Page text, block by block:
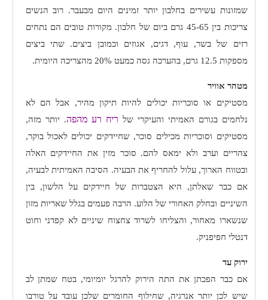
שמזונות עשירים בחלבון יותר זמינים היום מבעבר. רוב הנשים
צריכות בין 45-65 גרם ביום של חלבון. מקורות טובים הם נתחים
רזים של בשר, עוף, דגים, אגוזים וכמובן ביצים. שתי ביצים
מספקות 12.5 גרם, בהערכה גסה כמעט 20% מהצריכה היומית.
מטהר אוויר
מסטיקים או סוכריות יכולים להיות תיקון מהיר, אבל הם לא
נלחמים בגורם האמיתי והעיקרי של ריח רע מהפה. יותר מזה,
מסטיקים וסוכריות מכילים סוכר, שחיידקים יכולים לאכול בוקר,
צהריים וערב ולא ימאס להם. סוכר מזין את החיידקים האלה
ובטווח הארוך, עלול להחריף את הבעיה. הסיבה האמיתית לבעיה,
אם כבר שאלתן, היא הצטברות של חיידקים על הלשון, בין
השיניים ובחלק האחורי של הלוע. הרבה פעמים בגלל שאריות מזון
שנשארו מאחור, והצליחו לשרוד צחצוח שיניים לא קפדני וחוט
דנטלי חפיפניק.
ירוק עד
אם כבר הפכתן את התה הירוק להרגל יומיומי, בטח שמתן לב
שיש לכן יותר אנרגיה, שחילוף החומרים שלכן עובד על טורבו